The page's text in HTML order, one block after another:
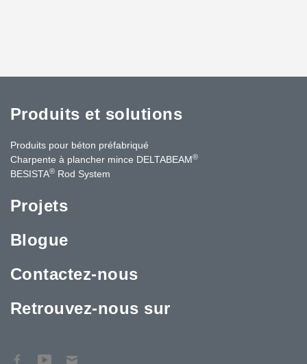
Produits et solutions
Produits pour béton préfabriqué
Charpente à plancher mince DELTABEAM®
BESISTA® Rod System
Projets
Blogue
Contactez-nous
Retrouvez-nous sur